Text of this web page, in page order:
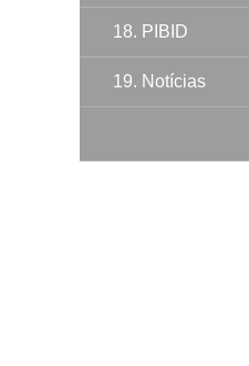
18. PIBID
19. Notícias